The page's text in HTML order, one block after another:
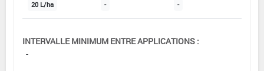
20 L/ha - -
INTERVALLE MINIMUM ENTRE APPLICATIONS :
-